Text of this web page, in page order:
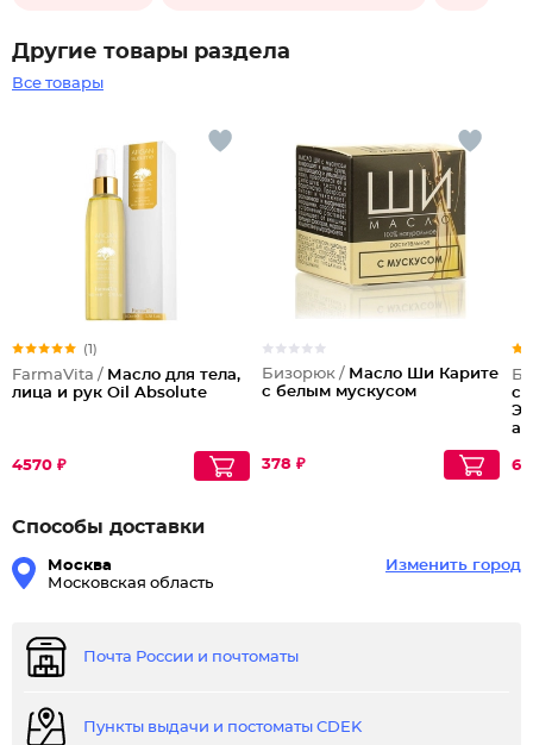
Другие товары раздела
Все товары
(1)
FarmaVita / Масло для тела,
лица и рук Oil Absolute
4570 ₽
Бизорюк / Масло Ши Карите
с белым мускусом
378 ₽
Способы доставки
Москва
Московская область
Изменить город
Почта России и почтоматы
Пункты выдачи и постоматы CDEK